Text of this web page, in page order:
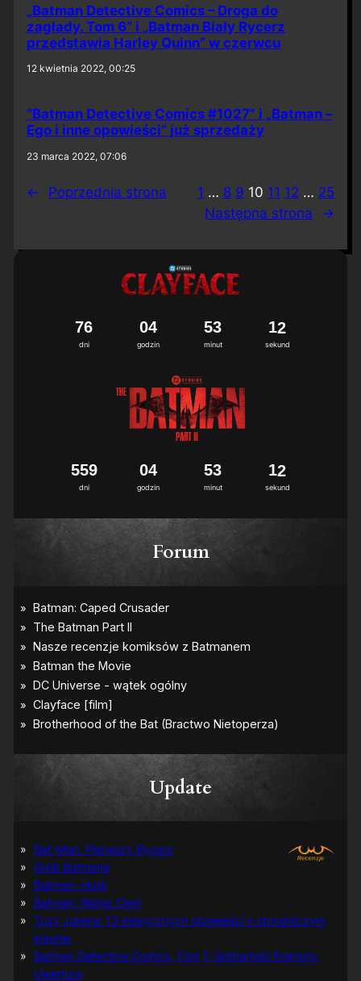
„Batman Detective Comics – Droga do
zagłady. Tom 6” i „Batman Biały Rycerz
przedstawia Harley Quinn” w czerwcu
12 kwietnia 2022, 00:25
“Batman Detective Comics #1027” i „Batman –
Ego i inne opowieści” już sprzedaży
23 marca 2022, 07:06
← Poprzednia strona 1 … 8 9 10 11 12 … 25
Następna strona
→
dni
76
godzin
04
minut
53
sekund
11
2
dni
559
godzin
04
minut
53
sekund
11
2
Forum
Update
Bat-Man: Pierwszy Rycerz
Grób Batmana
Batman: Hush
Batman: Wojna Cieni
Tuzy Jokera: 13 klasycznych opowieści o zbrodniczym
klaunie
Batman Detective Comics, Tom 1: Gothamski Nokturn:
Uwertura